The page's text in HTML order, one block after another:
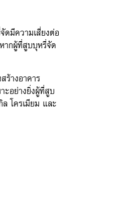
ดมีความเสี่ยงต่อ
ากผู้ที่สูบบุหรี่จัด
ร้างอาคาร
ะอย่างยิ่งผู้ที่สูบ
โครเมียม และ